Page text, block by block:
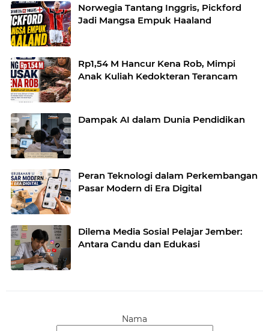
Norwegia Tantang Inggris, Pickford
Jadi Mangsa Empuk Haaland
Rp1,54 M Hancur Kena Rob, Mimpi
Anak Kuliah Kedokteran Terancam
Dampak AI dalam Dunia Pendidikan
Peran Teknologi dalam Perkembangan
Pasar Modern di Era Digital
Dilema Media Sosial Pelajar Jember:
Antara Candu dan Edukasi
Nama